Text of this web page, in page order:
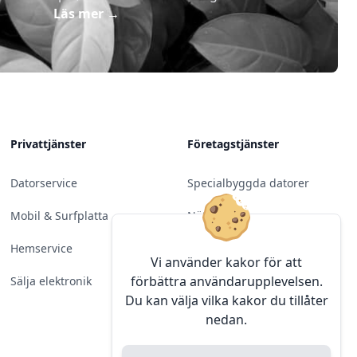
Vi använder kakor för att
förbättra användarupplevelsen.
Du kan välja vilka kakor du tillåter
nedan.
Läs mer→
Privattjänster
Datorservice
Mobil & Surfplatta
Hemservice
Sälja elektronik
Företagstjänster
Specialbyggda datorer
Nätverk
Programvara
Server & Backup